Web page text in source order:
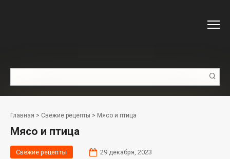
Главная > Свежие рецепты > Мясо и птица
Мясо и птица
Свежие рецепты 29 декабря, 2023